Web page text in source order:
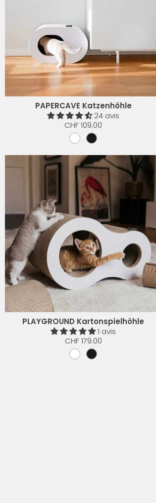
PAPERCAVE Katzenhöhle
24 avis
CHF 109.00
PLAYGROUND Kartonspielhöhle
1 avis
CHF 179.00